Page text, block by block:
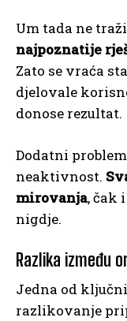
Um tada ne
najpoznatije
Zato se vraća
djelovale
donose rezultat.
Dodatni
neaktivnost.
mirovanja, čak
nigdje.
Razlika između
Jedna od
razlikovanje